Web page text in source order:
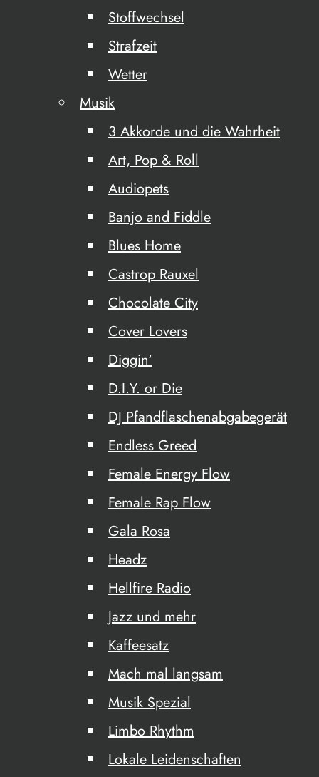
Stoffwechsel
Strafzeit
Wetter
Musik
3 Akkorde und die Wahrheit
Art, Pop & Roll
Audiopets
Banjo and Fiddle
Blues Home
Castrop Rauxel
Chocolate City
Cover Lovers
Diggin‘
D.I.Y. or Die
DJ Pfandflaschenabgabegerät
Endless Greed
Female Energy Flow
Female Rap Flow
Gala Rosa
Headz
Hellfire Radio
Jazz und mehr
Kaffeesatz
Mach mal langsam
Musik Spezial
Limbo Rhythm
Lokale Leidenschaften